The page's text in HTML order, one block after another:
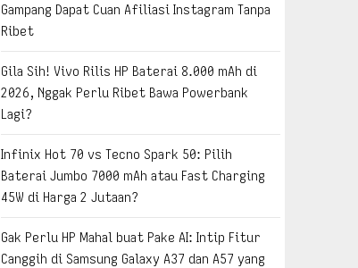
Gampang Dapat Cuan Afiliasi Instagram Tanpa
Ribet
Gila Sih! Vivo Rilis HP Baterai 8.000 mAh di
2026, Nggak Perlu Ribet Bawa Powerbank
Lagi?
Infinix Hot 70 vs Tecno Spark 50: Pilih
Baterai Jumbo 7000 mAh atau Fast Charging
45W di Harga 2 Jutaan?
Gak Perlu HP Mahal buat Pake AI: Intip Fitur
Canggih di Samsung Galaxy A37 dan A57 yang